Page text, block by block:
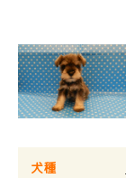
犬種